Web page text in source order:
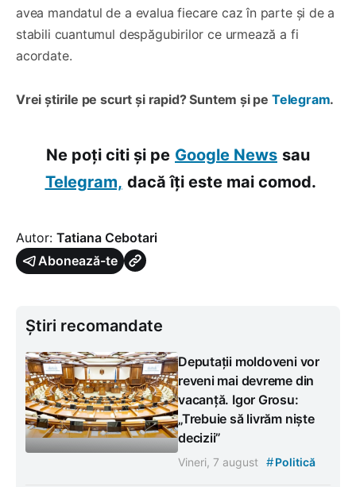
avea mandatul de a evalua fiecare caz în parte și de a
stabili cuantumul despăgubirilor ce urmează a fi
acordate.
Vrei știrile pe scurt și rapid? Suntem și pe Telegram.
Ne poți citi și pe Google News sau
Telegram, dacă îți este mai comod.
Autor: Tatiana Cebotari
Abonează-te
Știri recomandate
Deputații moldoveni vor
reveni mai devreme din
vacanță. Igor Grosu:
„Trebuie să livrăm niște
decizii”
Vineri, 7 august #Politică